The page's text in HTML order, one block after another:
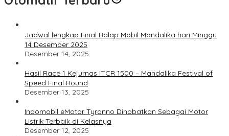
Jadwal lengkap Final Balap Mobil Mandalika hari Minggu
14 Desember 2025
Desember 14, 2025
Hasil Race 1 Kejurnas ITCR 1500 – Mandalika Festival of
Speed Final Round
Desember 13, 2025
Indomobil eMotor Tyranno Dinobatkan Sebagai Motor
Listrik Terbaik di Kelasnya
Desember 12, 2025